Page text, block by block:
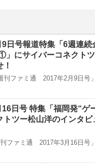
号報道特集「6週連続
にサイバーコネクト
刊ファミ通 2017年2月9日号
日号 特集「福岡発“ゲ
ツー松山洋のインタビ
ファミ通 2017年3月16日号